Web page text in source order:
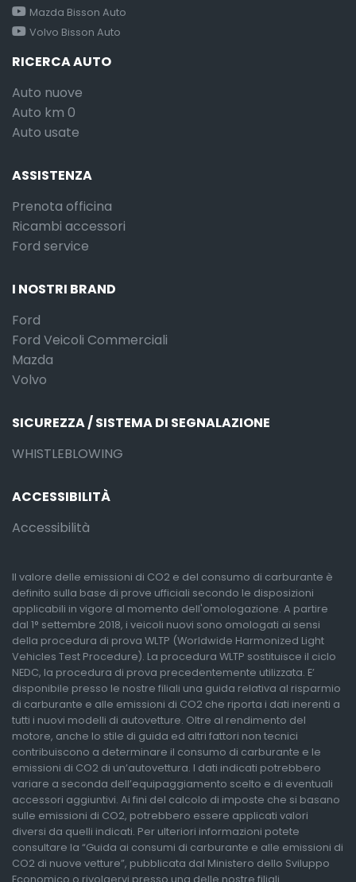
Mazda Bisson Auto
Volvo Bisson Auto
RICERCA AUTO
Auto nuove
Auto km 0
Auto usate
ASSISTENZA
Prenota officina
Ricambi accessori
Ford service
I NOSTRI BRAND
Ford
Ford Veicoli Commerciali
Mazda
Volvo
SICUREZZA / SISTEMA DI SEGNALAZIONE
WHISTLEBLOWING
ACCESSIBILITÀ
Accessibilità
Il valore delle emissioni di CO2 e del consumo di carburante è
definito sulla base di prove ufficiali secondo le disposizioni
applicabili in vigore al momento dell'omologazione. A partire
dal 1° settembre 2018, i veicoli nuovi sono omologati ai sensi
della procedura di prova WLTP (Worldwide Harmonized Light
Vehicles Test Procedure). La procedura WLTP sostituisce il ciclo
NEDC, la procedura di prova precedentemente utilizzata. E’
disponibile presso le nostre filiali una guida relativa al risparmio
di carburante e alle emissioni di CO2 che riporta i dati inerenti a
tutti i nuovi modelli di autovetture. Oltre al rendimento del
motore, anche lo stile di guida ed altri fattori non tecnici
contribuiscono a determinare il consumo di carburante e le
emissioni di CO2 di un’autovettura. I dati indicati potrebbero
variare a seconda dell’equipaggiamento scelto e di eventuali
accessori aggiuntivi. Ai fini del calcolo di imposte che si basano
sulle emissioni di CO2, potrebbero essere applicati valori
diversi da quelli indicati. Per ulteriori informazioni potete
consultare la “Guida ai consumi di carburante e alle emissioni di
CO2 di nuove vetture”, pubblicata dal Ministero dello Sviluppo
Economico o rivolgervi presso una delle nostre filiali.